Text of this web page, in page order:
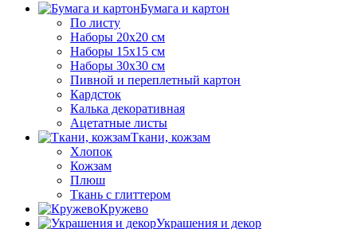
Бумага и картон
По листу
Наборы 20х20 см
Наборы 15х15 см
Наборы 30х30 см
Пивной и переплетный картон
Кардсток
Калька декоративная
Ацетатные листы
Ткани, кожзам
Хлопок
Кожзам
Плюш
Ткань с глиттером
Кружево
Украшения и декор